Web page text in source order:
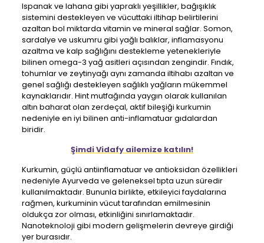
Ispanak ve lahana gibi yapraklı yeşillikler, bağışıklık
sistemini destekleyen ve vücuttaki iltihap belirtilerini
azaltan bol miktarda vitamin ve mineral sağlar. Somon,
sardalye ve uskumru gibi yağlı balıklar, inflamasyonu
azaltma ve kalp sağlığını destekleme yetenekleriyle
bilinen omega-3 yağ asitleri açısından zengindir. Fındık,
tohumlar ve zeytinyağı aynı zamanda iltihabı azaltan ve
genel sağlığı destekleyen sağlıklı yağların mükemmel
kaynaklarıdır. Hint mutfağında yaygın olarak kullanılan
altın baharat olan zerdeçal, aktif bileşiği kurkumin
nedeniyle en iyi bilinen anti-inflamatuar gıdalardan
biridir.
Şimdi Vidafy ailemize katılın!
Kurkumin, güçlü antiinflamatuar ve antioksidan özellikleri
nedeniyle Ayurveda ve geleneksel tıpta uzun süredir
kullanılmaktadır. Bununla birlikte, etkileyici faydalarına
rağmen, kurkuminin vücut tarafından emilmesinin
oldukça zor olması, etkinliğini sınırlamaktadır.
Nanoteknoloji gibi modern gelişmelerin devreye girdiği
yer burasıdır.